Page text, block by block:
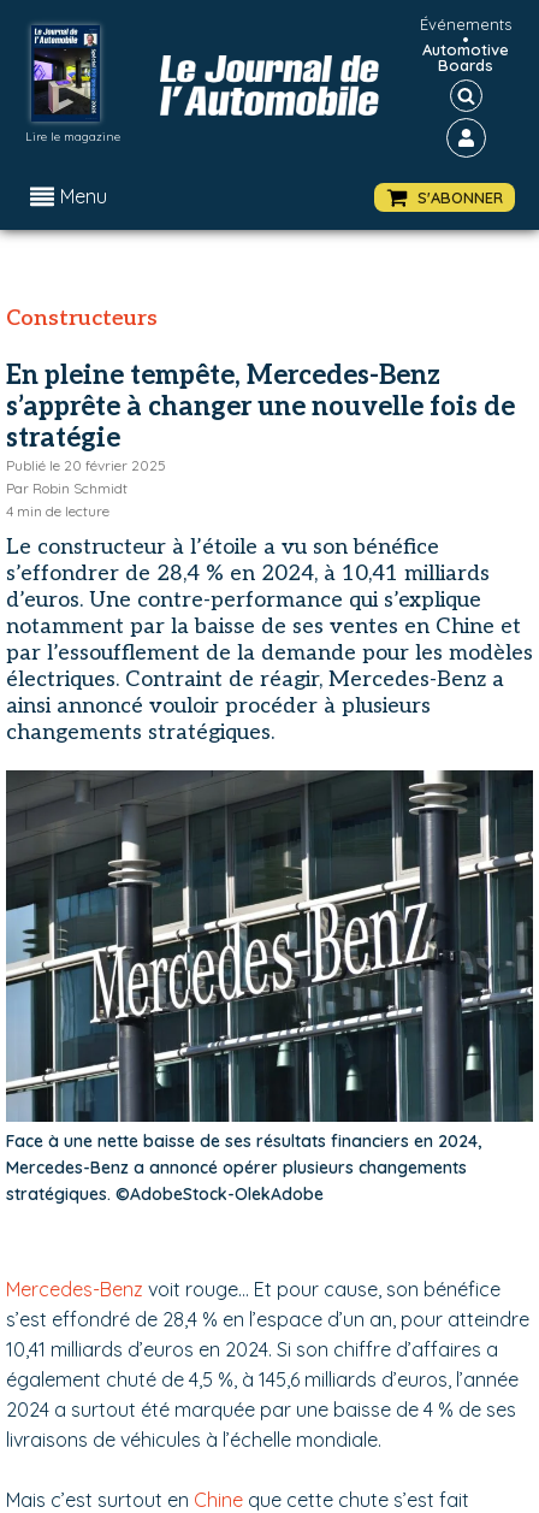
Lire le magazine
Événements
•
Automotive
Boards
Menu S'ABONNER
Constructeurs
En pleine tempête, Mercedes-Benz
s’apprête à changer une nouvelle fois de
stratégie
Publié le 20 février 2025
Par Robin Schmidt
4 min de lecture
Le constructeur à l’étoile a vu son bénéfice
s’effondrer de 28,4 % en 2024, à 10,41 milliards
d’euros. Une contre-performance qui s’explique
notamment par la baisse de ses ventes en Chine et
par l’essoufflement de la demande pour les modèles
électriques. Contraint de réagir, Mercedes-Benz a
ainsi annoncé vouloir procéder à plusieurs
changements stratégiques.
Face à une nette baisse de ses résultats financiers en 2024,
Mercedes-Benz a annoncé opérer plusieurs changements
stratégiques. ©AdobeStock-OlekAdobe
Mercedes-Benz voit rouge… Et pour cause, son bénéfice
s’est effondré de 28,4 % en l’espace d’un an, pour atteindre
10,41 milliards d’euros en 2024. Si son chiffre d’affaires a
également chuté de 4,5 %, à 145,6 milliards d’euros, l’année
2024 a surtout été marquée par une baisse de 4 % de ses
livraisons de véhicules à l’échelle mondiale.
Mais c’est surtout en Chine que cette chute s’est fait